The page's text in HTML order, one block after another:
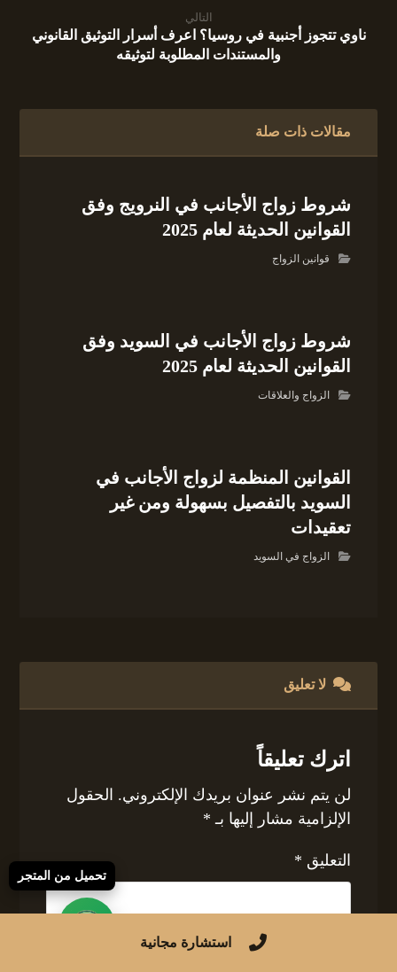
التالي
ناوي تتجوز أجنبية في روسيا؟ اعرف أسرار التوثيق القانوني
والمستندات المطلوبة لتوثيقه
مقالات ذات صلة
شروط زواج الأجانب في النرويج وفق
القوانين الحديثة لعام 2025
قوانين الزواج
شروط زواج الأجانب في السويد وفق
القوانين الحديثة لعام 2025
الزواج والعلاقات
القوانين المنظمة لزواج الأجانب في
السويد بالتفصيل بسهولة ومن غير
تعقيدات
الزواج في السويد
لا تعليق
اترك تعليقاً
لن يتم نشر عنوان بريدك الإلكتروني. الحقول
الإلزامية مشار إليها بـ *
التعليق *
استشارة مجانية
تحميل من المتجر